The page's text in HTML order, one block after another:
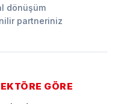
dönüşüm
partneriniz
GÖRE